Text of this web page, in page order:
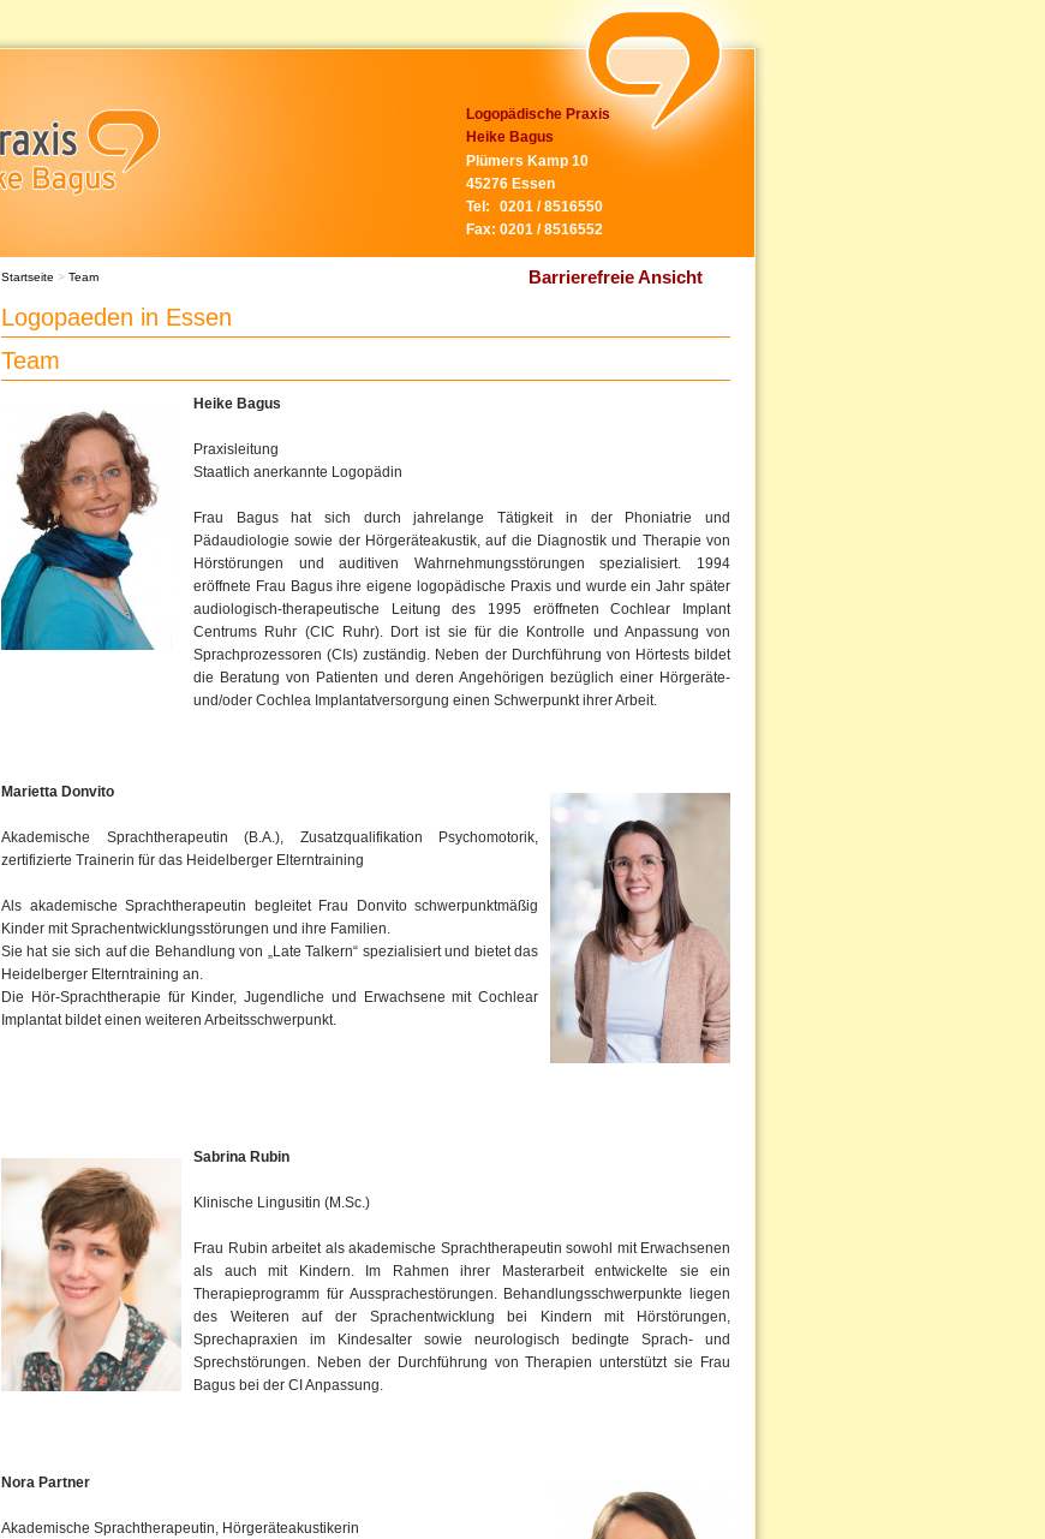
Logopädische Praxis
Heike Bagus
Plümers Kamp 10
45276 Essen
Tel:
0201 / 8516550
Fax: 0201 / 8516552
Barrierefreie Ansicht
Startseite > Team
Logopaeden in Essen
Team
Heike Bagus
Praxisleitung
Staatlich anerkannte Logopädin
Frau Bagus hat sich durch jahrelange Tätigkeit in der Phoniatrie und
Pädaudiologie sowie der Hörgeräteakustik, auf die Diagnostik und Therapie von
Hörstörungen und auditiven Wahrnehmungsstörungen spezialisiert. 1994
eröffnete Frau Bagus ihre eigene logopädische Praxis und wurde ein Jahr später
audiologisch-therapeutische Leitung des 1995 eröffneten Cochlear Implant
Centrums Ruhr (CIC Ruhr). Dort ist sie für die Kontrolle und Anpassung von
Sprachprozessoren (CIs) zuständig. Neben der Durchführung von Hörtests bildet
die Beratung von Patienten und deren Angehörigen bezüglich einer Hörgeräte-
und/oder Cochlea Implantatversorgung einen Schwerpunkt ihrer Arbeit.
Marietta Donvito
Akademische Sprachtherapeutin (B.A.), Zusatzqualifikation Psychomotorik,
zertifizierte Trainerin für das Heidelberger Elterntraining
Als akademische Sprachtherapeutin begleitet Frau Donvito schwerpunktmäßig
Kinder mit Sprachentwicklungsstörungen und ihre Familien.
Sie hat sie sich auf die Behandlung von „Late Talkern“ spezialisiert und bietet das
Heidelberger Elterntraining an.
Die Hör-Sprachtherapie für Kinder, Jugendliche und Erwachsene mit Cochlear
Implantat bildet einen weiteren Arbeitsschwerpunkt.
Sabrina Rubin
Klinische Lingusitin (M.Sc.)
Frau Rubin arbeitet als akademische Sprachtherapeutin sowohl mit Erwachsenen
als auch mit Kindern. Im Rahmen ihrer Masterarbeit entwickelte sie ein
Therapieprogramm für Aussprachestörungen. Behandlungsschwerpunkte liegen
des Weiteren auf der Sprachentwicklung bei Kindern mit Hörstörungen,
Sprechapraxien im Kindesalter sowie neurologisch bedingte Sprach- und
Sprechstörungen. Neben der Durchführung von Therapien unterstützt sie Frau
Bagus bei der CI Anpassung.
Nora Partner
Akademische Sprachtherapeutin, Hörgeräteakustikerin